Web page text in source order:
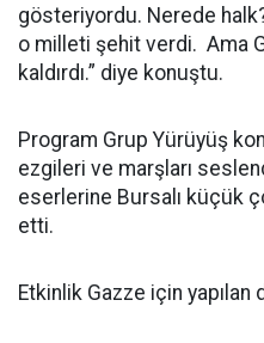
gösteriyordu. Nerede
o milleti şehit verdi. Ama
kaldırdı.” diye konuştu.
Program Grup Yürüyüş
ezgileri ve marşları
eserlerine Bursalı küçük
etti.
Etkinlik Gazze için yapılan